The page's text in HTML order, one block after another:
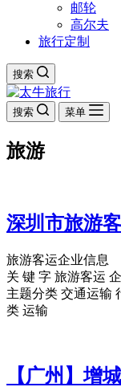
邮轮
高尔夫
旅行定制
搜索
搜索 菜单
旅游
深圳市旅游
旅游客运企业信息
关 键 字 旅游客运
主题分类 交通运输
类 运输
【广州】增